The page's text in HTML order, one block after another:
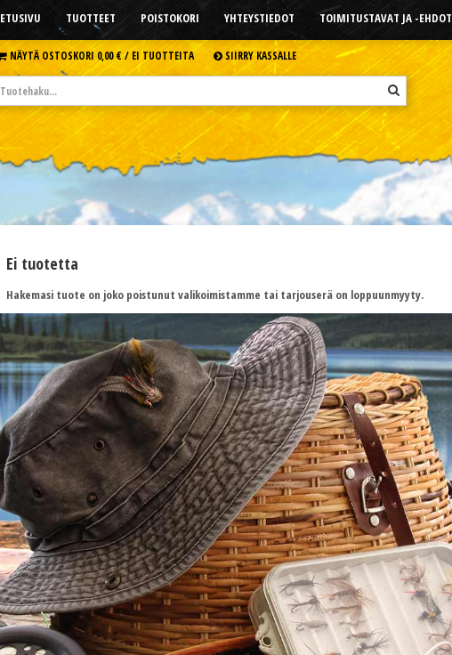
ETUSIVU TUOTTEET POISTOKORI YHTEYSTIEDOT TOIMITUSTAVAT JA -EHDOT
NÄYTÄ OSTOSKORI 0,00 € /EI TUOTTEITA SIIRRY KASSALLE
Ei tuotetta
Hakemasi tuote on joko poistunut valikoimistamme tai tarjouserä on loppuunmyyty.